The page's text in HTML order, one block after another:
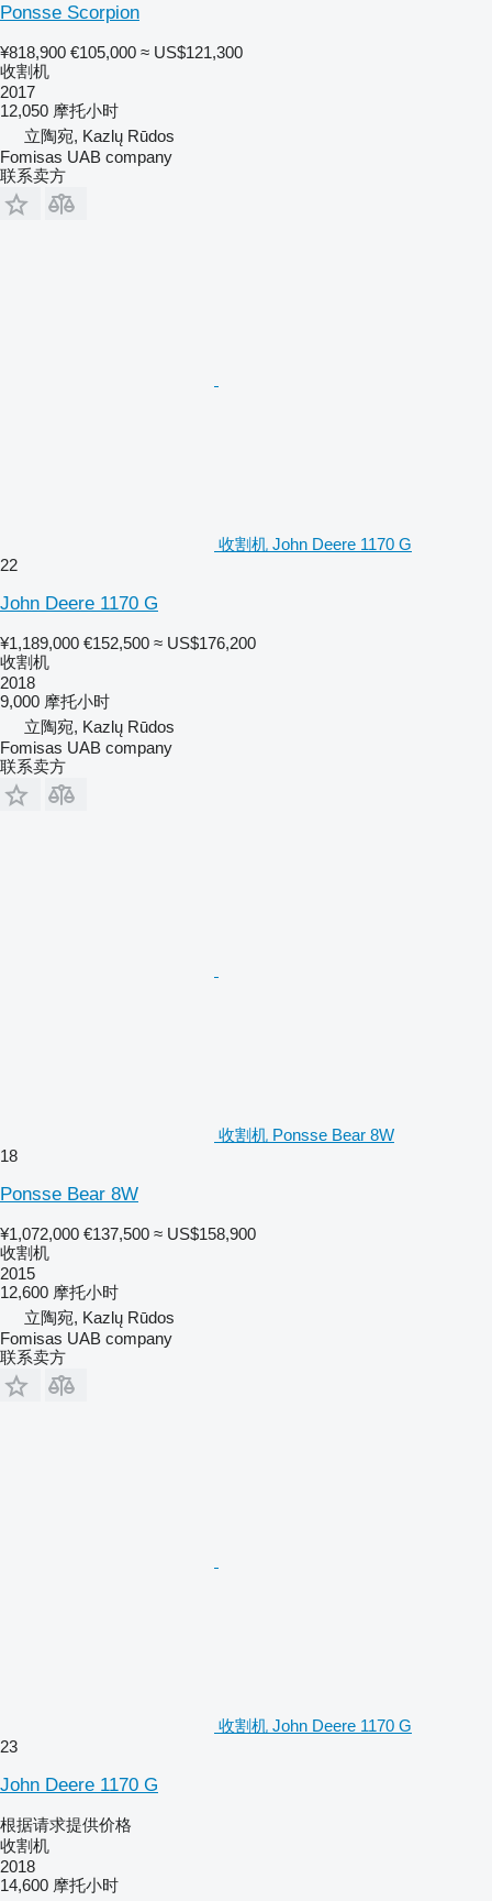
Ponsse Scorpion
¥818,900 €105,000 ≈ US$121,300
收割机
2017
12,050 摩托小时
立陶宛, Kazlų Rūdos
Fomisas UAB company
联系卖方
收割机 John Deere 1170 G
22
John Deere 1170 G
¥1,189,000 €152,500 ≈ US$176,200
收割机
2018
9,000 摩托小时
立陶宛, Kazlų Rūdos
Fomisas UAB company
联系卖方
收割机 Ponsse Bear 8W
18
Ponsse Bear 8W
¥1,072,000 €137,500 ≈ US$158,900
收割机
2015
12,600 摩托小时
立陶宛, Kazlų Rūdos
Fomisas UAB company
联系卖方
收割机 John Deere 1170 G
23
John Deere 1170 G
根据请求提供价格
收割机
2018
14,600 摩托小时